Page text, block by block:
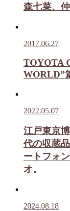
森七菜、
2017.06.27
TOYOTA
WORLD”
2022.05.07
江戸東京
代の収蔵
ートフォ
オ。
2024.08.18